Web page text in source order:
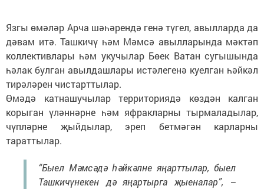
Язгы өмәләр Арча шәһәрендә генә түгел, авылларда да
дәвам итә. Ташкичү һәм Мәмсә авылларында мәктәп
коллективлары һәм укучылар Бөек Ватан сугышында
һәлак булган авылдашлары истәлегенә куелган һәйкәл
тирәләрен чистарттылар.
Өмәдә катнашучылар территориядә көздән калган
корыган үләннәрне һәм яфракларны тырмаладылар,
чүпләрне җыйдылар, эреп бетмәгән карларны
тараттылар.
“Быел Мәмсәдә һәйкәлне яңарттылар, быел
Ташкичүнекен дә яңартырга җыеналар”, –